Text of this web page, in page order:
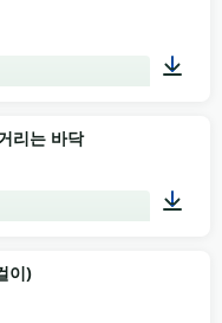
리는 바닥
이)